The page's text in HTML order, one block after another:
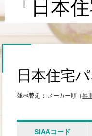
「日本
日本住宅
並べ替え： メーカー順（昇
SIAAコード